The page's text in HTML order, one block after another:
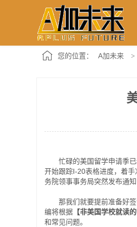
您的位置： A加未来 >
忙碌的美国留学申请季已
开始跟踪I-20表格进度，着
务院领事事务局突然发布通知
那我们就要提前准备好签
编将根据 【非美国学校就读
和常见问题。